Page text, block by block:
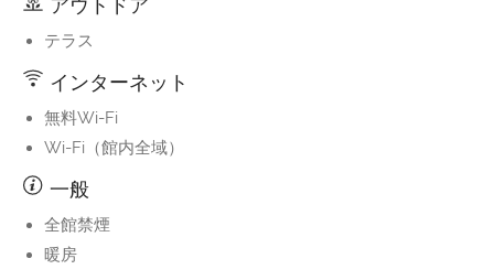
アウトドア
テラス
インターネット
無料Wi-Fi
Wi-Fi（館内全域）
一般
全館禁煙
暖房